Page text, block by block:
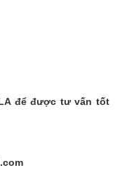
để được tư vấn tốt